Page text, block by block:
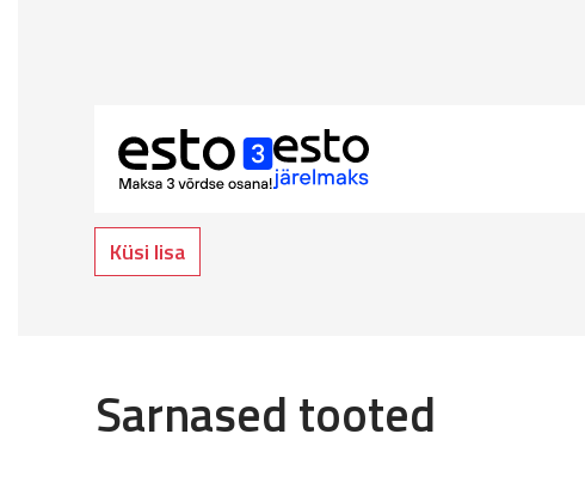
Küsi lisa
Sarnased tooted